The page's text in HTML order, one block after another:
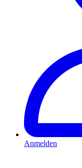
Anmelden